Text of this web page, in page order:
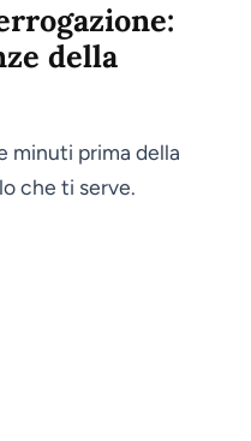
della
minuti prima della
che ti serve.